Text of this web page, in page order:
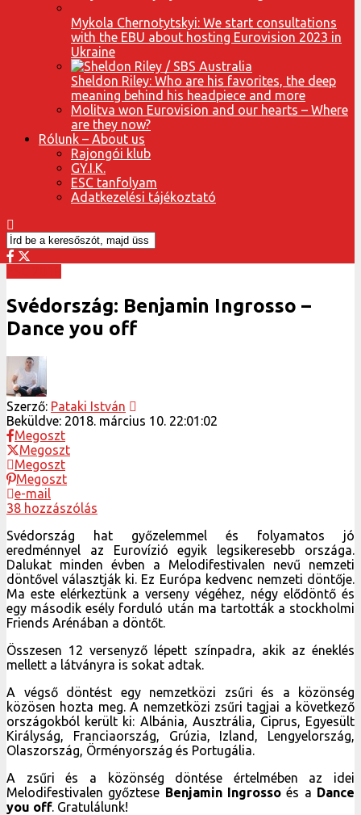
Mykola Chernotytskyi: We start consultations
with the EBU about hosting Eurovision 2023 in
Ukraine
Sheldon Riley: Who are his favorites, the deep
meaning behind his headpiece and more
Molitva won Eurovision and our hearts – Where
are they now?
Rólunk – About us
Rajongói klub
GY.I.K.
ESC tanfolyam
Adatkezelési tájékoztató
Svédország: Benjamin Ingrosso –
Dance you off
Szerző: Pataki István
Beküldve: 2018. március 10. 22:01:02
Megoszt
Megoszt
Megoszt
Megoszt
e-mail
38 hozzászólás
Svédország hat győzelemmel és folyamatos jó
eredménnyel az Eurovízió egyik legsikeresebb országa.
Dalukat minden évben a Melodifestivalen nevű nemzeti
döntővel választják ki. Ez Európa kedvenc nemzeti döntője.
Ma este elérkeztünk a verseny végéhez, négy elődöntő és
egy második esély forduló után ma tartották a stockholmi
Friends Arénában a döntőt.
Összesen 12 versenyző lépett színpadra, akik az éneklés
mellett a látványra is sokat adtak.
A végső döntést egy nemzetközi zsűri és a közönség
közösen hozta meg. A nemzetközi zsűri tagjai a következő
országokból került ki: Albánia, Ausztrália, Ciprus, Egyesült
Királyság, Franciaország, Grúzia, Izland, Lengyelország,
Olaszország, Örményország és Portugália.
A zsűri és a közönség döntése értelmében az idei
Melodifestivalen győztese Benjamin Ingrosso és a Dance
you off. Gratulálunk!